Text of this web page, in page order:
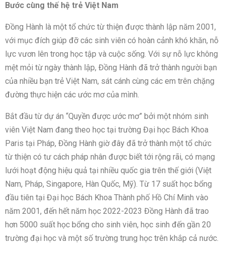
Bước cùng thế hệ trẻ Việt Nam
Đồng Hành là một tổ chức từ thiện được thành lập năm 2001,
với mục đích giúp đỡ các sinh viên có hoàn cảnh khó khăn, nỗ
lực vươn lên trong học tập và cuộc sống. Với sự nỗ lực không
mệt mỏi từ ngày thành lập, Đồng Hành đã trở thành người bạn
của nhiều bạn trẻ Việt Nam, sát cánh cùng các em trên chặng
đường thực hiện các ước mơ của mình.
Bắt đầu từ dự án “Quyền được ước mơ” bởi một nhóm sinh
viên Việt Nam đang theo học tại trường Đại học Bách Khoa
Paris tại Pháp, Đồng Hành giờ đây đã trở thành một tổ chức
từ thiện có tư cách pháp nhân được biết tới rộng rãi, có mạng
lưới hoạt động hiệu quả tại nhiều quốc gia trên thế giới (Việt
Nam, Pháp, Singapore, Hàn Quốc, Mỹ). Từ 17 suất học bổng
đầu tiên tại Đại học Bách Khoa Thành phố Hồ Chí Minh vào
năm 2001, đến hết năm học 2022-2023 Đồng Hành đã trao
hơn 5000 suất học bổng cho sinh viên, học sinh đến gần 20
trường đại học và một số trường trung học trên khắp cả nước.